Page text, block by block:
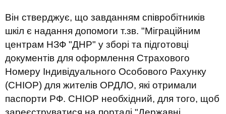
Він стверджує, що завданням співробітників
шкіл є надання допомоги т.зв. "Міграційним
центрам НЗФ "ДНР" у зборі та підготовці
документів для оформлення Страхового
Номеру Індивідуального Особового Рахунку
(СНІОР) для жителів ОРДЛО, які отримали
паспорти РФ. СНІОР необхідний, для того, щоб